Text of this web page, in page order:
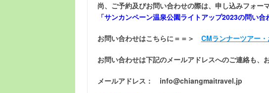
尚、ご予約及びお問い合わせの際は、申し込みフォー
「サンカンペーン温泉公園ライトアップ2023の問い合
お問い合わせはこちらに＝＝＞ CMランナーツアー
お問い合わせは下記のメールアドレスへのご連絡も、
メールアドレス： info@chiangmaitravel.jp